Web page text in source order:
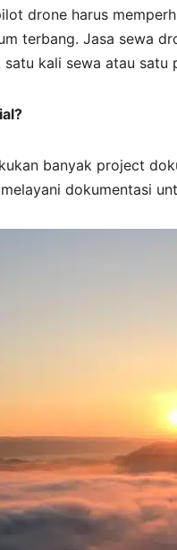
drone harus
terbang. Jasa sewa
kali sewa atau satu
banyak project
dokumentasi